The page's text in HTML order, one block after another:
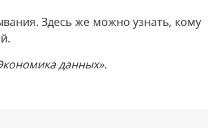
Здесь же можно узнать, кому
данных».